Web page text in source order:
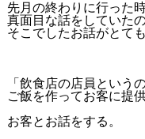
先月の終わりに行った
真面目な話をしていたの
そこでしたお話がとて
「飲食店の店員という
ご飯を作ってお客に提供
お客とお話をする。